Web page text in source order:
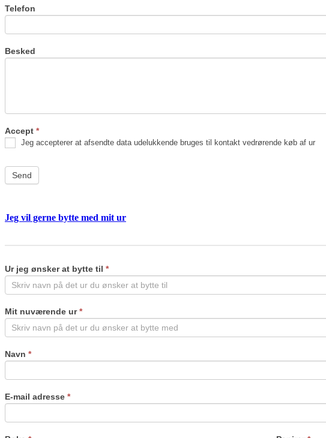
Telefon
Besked
Accept *
Jeg accepterer at afsendte data udelukkende bruges til kontakt vedrørende køb af ur
Send
Jeg vil gerne bytte med mit ur
Ur jeg ønsker at bytte til *
Mit nuværende ur*
Navn *
E-mail adresse *
human,
leave
this
blank.